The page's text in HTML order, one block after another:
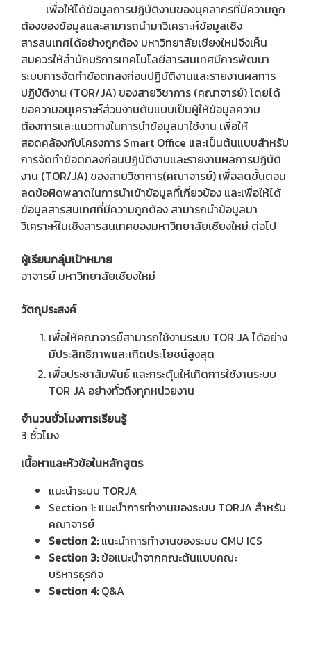
เพื่อให้ได้ข้อมูลการปฏิบัติงานของบุคลากรที่มีความถูก
ต้องของข้อมูลและสามารถนำมาวิเคราะห์ข้อมูลเชิง
สารสนเทศได้อย่างถูกต้อง มหาวิทยาลัยเชียงใหม่จึงเห็น
สมควรให้สำนักบริการเทคโนโลยีสารสนเทศมีการพัฒนา
ระบบการจัดทำข้อตกลงก่อนปฏิบัติงานและรายงานผลการ
ปฏิบัติงาน (TOR/JA) ของสายวิชาการ (คณาจารย์) โดยได้
ขอความอนุเคราะห์ส่วนงานต้นแบบเป็นผู้ให้ข้อมูลความ
ต้องการและแนวทางในการนำข้อมูลมาใช้งาน เพื่อให้
สอดคล้องกับโครงการ Smart Office และเป็นต้นแบบสำหรับ
การจัดทำข้อตกลงก่อนปฏิบัติงานและรายงานผลการปฏิบัติ
งาน (TOR/JA) ของสายวิชาการ(คณาจารย์) เพื่อลดขั้นตอน
ลดข้อผิดพลาดในการนำเข้าข้อมูลที่เกี่ยวข้อง และเพื่อให้ได้
ข้อมูลสารสนเทศที่มีความถูกต้อง สามารถนำข้อมูลมา
วิเคราะห์ในเชิงสารสนเทศของมหาวิทยาลัยเชียงใหม่ ต่อไป
ผู้เรียนกลุ่มเป้าหมาย
อาจารย์ มหาวิทยาลัยเชียงใหม่
วัตถุประสงค์
เพื่อให้คณาจารย์สามารถใช้งานระบบ TOR JA ได้อย่าง
มีประสิทธิภาพและเกิดประโยชน์สูงสุด
เพื่อประชาสัมพันธ์ และกระตุ้นให้เกิดการใช้งานระบบ
TOR JA อย่างทั่วถึงทุกหน่วยงาน
จำนวนชั่วโมงการเรียนรู้
3 ชั่วโมง
เนื้อหาและหัวข้อในหลักสูตร
แนะนำระบบ TORJA
Section 1: แนะนำการทำงานของระบบ TORJA สำหรับ
คณาจารย์
Section 2:แนะนำการทำงานของระบบ CMU ICS
Section 3:ข้อแนะนำจากคณะต้นแบบคณะ
บริหารธุรกิจ
Section 4:Q&A